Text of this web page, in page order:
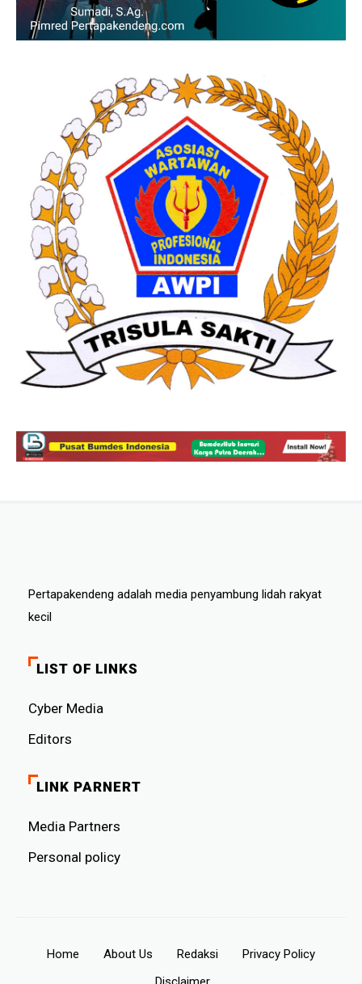
Pertapakendeng adalah media penyambung lidah rakyat
kecil
LIST OF LINKS
Cyber ​​Media
Editors
LINK PARNERT
Media Partners
Personal policy
Home About Us Redaksi
Privacy Policy